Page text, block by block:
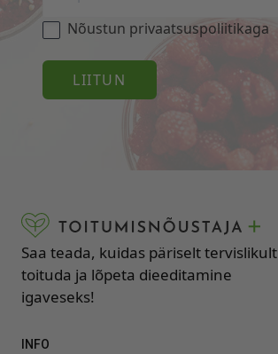
S
T
T
Nõustun privaatsuspoliitikaga
Saa teada, kuidas päriselt tervislikult
toituda ja lõpeta dieeditamine
igaveseks!
INFO